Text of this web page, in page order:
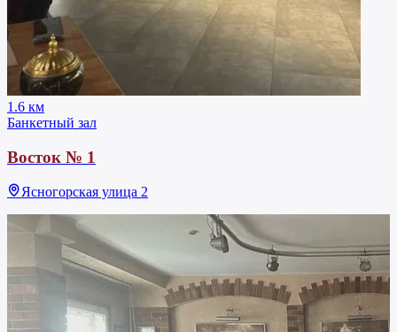
1.6 км
Банкетный зал
Восток № 1
Ясногорская улица 2